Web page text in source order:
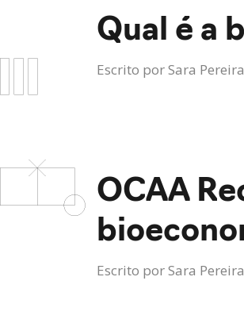
Qual é a
Escrito porSara Pereira
OCAA
Escrito porSara Pereira